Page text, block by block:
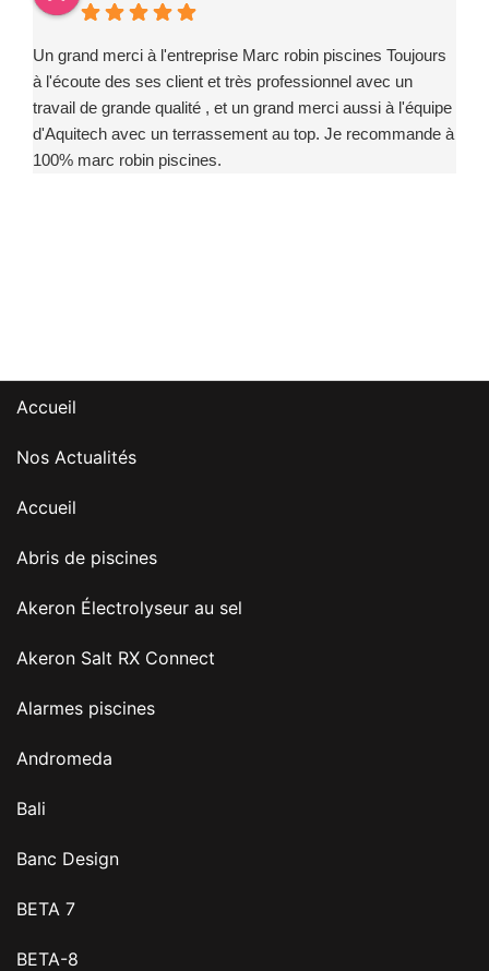
Un grand merci à l'entreprise Marc robin piscines Toujours
à l'écoute des ses client et très professionnel avec un
travail de grande qualité , et un grand merci aussi à l'équipe
d'Aquitech avec un terrassement au top. Je recommande à
100% marc robin piscines.
Accueil
Nos Actualités
Accueil
Abris de piscines
Akeron Électrolyseur au sel
Akeron Salt RX Connect
Alarmes piscines
Andromeda
Bali
Banc Design
BETA 7
BETA-8